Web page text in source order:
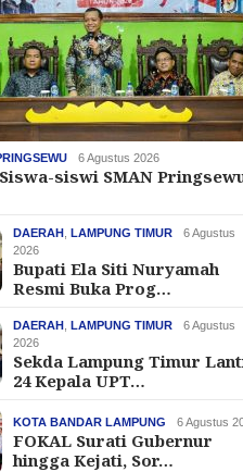
6 Agustus 2026
siswi SMAN
DAERAH ,LAMPUNG TIMUR
6 Agustus
2026
Bupati Ela Siti Nuryamah
Resmi Buka Prog…
DAERAH ,LAMPUNG TIMUR
6 Agustus
2026
Sekda Lampung Timur
24 Kepala UPT…
KOTA BANDAR LAMPUNG 6 Agustus
FOKAL Surati Gubernur
hingga Kejati, Sor…